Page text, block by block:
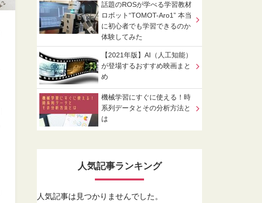
話題のROSが学べる学習教材
ロボット“TOMOT-Aro1” 本当
に初心者でも学習できるのか
体験してみた
【2021年版】AI（人工知能）
が登場するおすすめ映画まと
め
機械学習にすぐに使える！時
系列データとその分析方法と
は
人気記事ランキング
人気記事は見つかりませんでした。